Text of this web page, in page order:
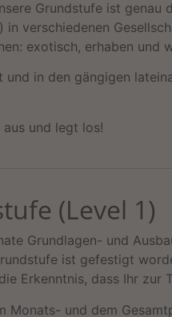
Grundstufe ist genau
verschiedenen
exotisch, erhaben und
in den gängigen
und legt los!
(Level 1)
Grundlagen- und
ist gefestigt
Erkenntnis, dass Ihr zur
Monats- und dem